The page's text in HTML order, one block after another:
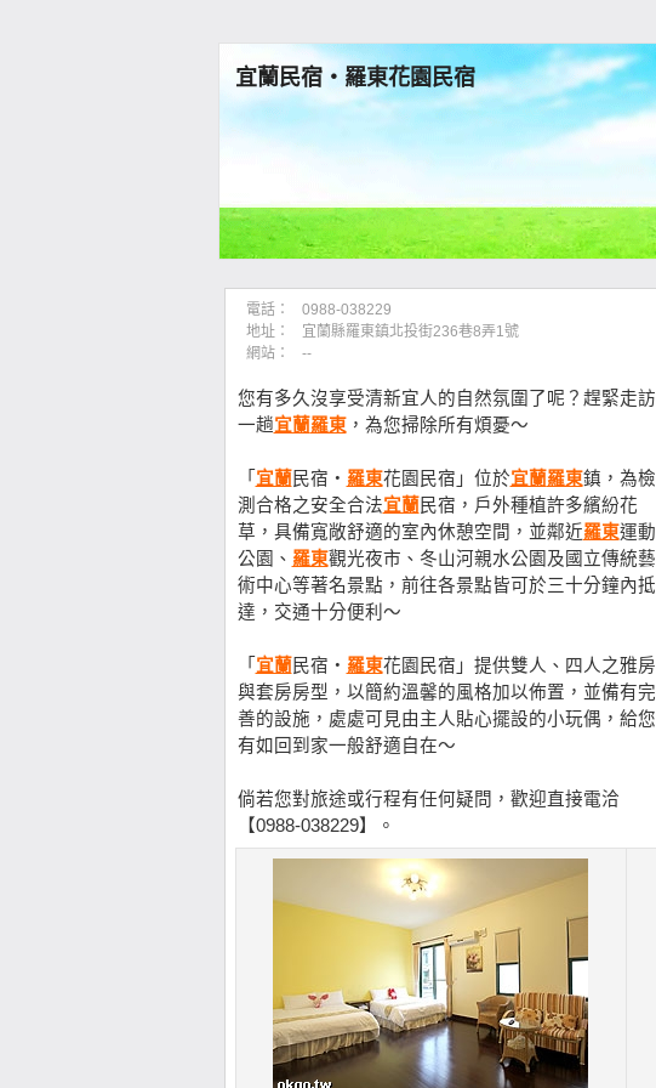
宜蘭民宿‧羅東花園民宿
電話：
0988-038229
地址：
宜蘭縣羅東鎮北投街236巷8弄1號
網站：
--
您有多久沒享受清新宜人的自然氛圍了呢？趕緊走訪
一趟宜蘭羅東，為您掃除所有煩憂～
「 宜蘭民宿‧ 羅東花園民宿」位於宜蘭羅東鎮，為檢
測合格之安全合法宜蘭民宿，戶外種植許多繽紛花
草，具備寬敞舒適的室內休憩空間，並鄰近羅東運動
公園、 羅東觀光夜市、冬山河親水公園及國立傳統藝
術中心等著名景點，前往各景點皆可於三十分鐘內抵
達，交通十分便利～
「 宜蘭民宿‧ 羅東花園民宿」提供雙人、四人之雅房
與套房房型，以簡約溫馨的風格加以佈置，並備有完
善的設施，處處可見由主人貼心擺設的小玩偶，給您
有如回到家一般舒適自在～
倘若您對旅途或行程有任何疑問，歡迎直接電洽
【0988-038229】。